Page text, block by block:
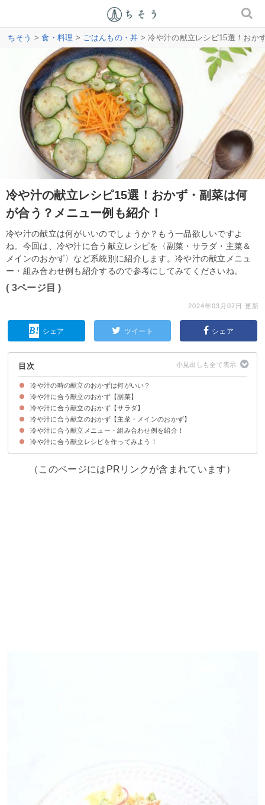
ちそう >食・料理 > ごはんもの・丼 > 冷や汁の献立レシピ15選！おか
冷や汁の献立レシピ15選！おかず・副菜は何
が合う？メニュー例も紹介！
冷や汁の献立は何がいいのでしょうか？もう一品欲しいですよ
ね。今回は、冷や汁に合う献立レシピを〈副菜・サラダ・主菜＆
メインのおかず〉など系統別に紹介します。冷や汁の献立メニュ
ー・組み合わせ例も紹介するので参考にしてみてくださいね。
( 3ページ目 )
2024年03月07日 更新
シェア ツイート シェア
目次
冷や汁の時の献立のおかずは何がいい？
冷や汁に合う献立のおかず【副菜】
①夏野菜のカレーマリネ
②なすの焼きびたし
③出汁がけ冷奴
④夏におすすめのうざく
冷や汁に合う献立のおかず【サラダ】
①タコのだしサラダ
②玉ねぎとトマトの塩こんぶサラダ
③ツナと切干大根のサラダ
④豆腐のさっぱりサラダ
⑤ポテトサラダ
冷や汁に合う献立のおかず【主菜・メインのおかず】
①なすと鶏肉の照り焼き生姜風味
②みょうがの柚子胡椒炒め
③鮭の南蛮漬け
④豚しゃぶのおろし和え
⑤豚のはちみつ味噌漬け
⑥から揚げのみぞれ和え
冷や汁に合う献立メニュー・組み合わせ例を紹介！
献立メニュー例①栄養満点の夜ご飯におすすめ
献立メニュー例②冷や汁そうめんを食べたい時におすすめ
献立メニュー例③冷や汁とうどんに合わせたい時におすすめ
冷や汁に合う献立レシピを作ってみよう！
（このページにはPRリンクが含まれています）